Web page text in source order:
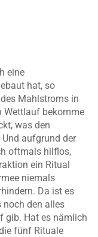
eine
hat, so
Mahlstroms in
Wettlauf bekomme
was den
aufgrund der
oftmals hilflos,
ein Ritual
niemals
Da ist es
noch den alles
gib. Hat es nämlich
fünf Rituale